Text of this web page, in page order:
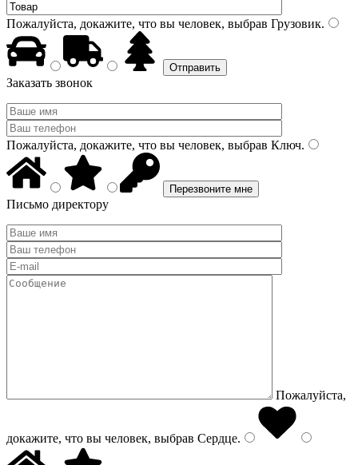
Пожалуйста, докажите, что вы человек, выбрав Грузовик.
Заказать звонок
Пожалуйста, докажите, что вы человек, выбрав Ключ.
Письмо директору
Пожалуйста,
докажите, что вы человек, выбрав Сердце.